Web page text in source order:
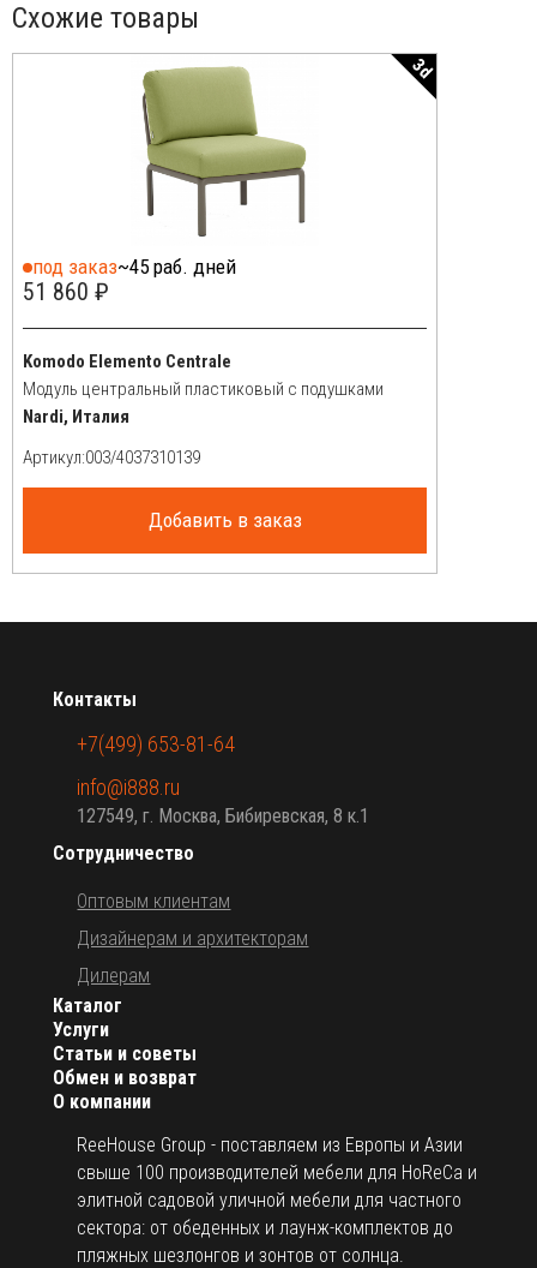
Схожие товары
3d
под заказ~45 раб. дней
51 860 ₽
Komodo Elemento Centrale
Модуль центральный пластиковый с подушками
Nardi, Италия
Артикул:
Добавить в заказ
О компании
ReeHouse Group - поставляем из Европы и Азии
свыше 100 производителей мебели для HoReCa и
элитной садовой уличной мебели для частного
сектора: от обеденных и лаунж-комплектов до
пляжных шезлонгов и зонтов от солнца.
Каталог
Услуги
Статьи и советы
Обмен и возврат
Сотрудничество
Оптовым клиентам
Дизайнерам и архитекторам
Дилерам
Контакты
+7(499) 653-81-64
info@i888.ru
127549, г. Москва, Бибиревская, 8 к.1